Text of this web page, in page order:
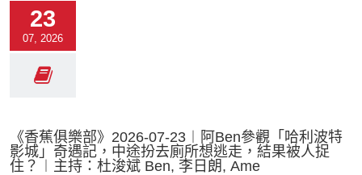
23
07, 2026
《香蕉俱樂部》2026-07-23︱阿Ben參觀「哈利波特
影城」奇遇記，中途扮去廁所想逃走，結果被人捉
住？︱主持：杜浚斌 Ben, 李日朗, Ame